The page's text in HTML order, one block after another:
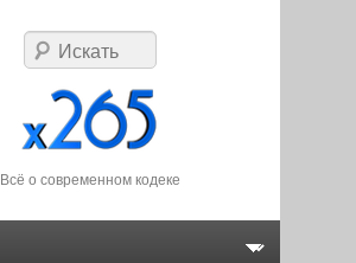
Всё о современном кодеке
Искать